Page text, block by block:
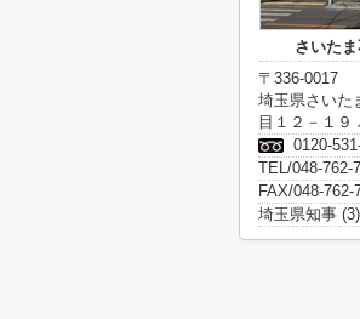
さいた
〒336-0017
埼玉県さいた
目１２－１９
0120-
TEL/048-762-
FAX/048-762-
埼玉県知事